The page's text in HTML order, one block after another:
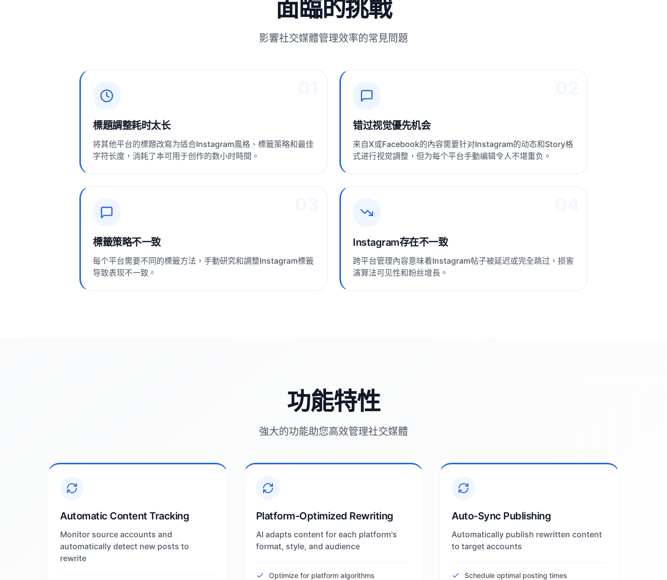
面臨的挑戰
影響社交媒體管理效率的常見問題
標題調整耗时太长
将其他平台的標題改寫为适合Instagram風格、標籤策略和最佳
字符长度，消耗了本可用于创作的数小时時間。
错过视觉優先机会
来自X或Facebook的內容需要针对Instagram的动态和Story格
式进行视觉調整，但为每个平台手動编辑令人不堪重负。
標籤策略不一致
每个平台需要不同的標籤方法，手動研究和調整Instagram標籤
导致表现不一致。
Instagram存在不一致
跨平台管理內容意味着Instagram帖子被延迟或完全跳过，损害
演算法可见性和粉丝增長。
功能特性
強大的功能助您高效管理社交媒體
Automatic Content Tracking
Monitor source accounts and
automatically detect new posts to
rewrite
Platform-Optimized Rewriting
AI adapts content for each platform's
format, style, and audience
Optimize for platform algorithms
Auto-Sync Publishing
Automatically publish rewritten content
to target accounts
Schedule optimal posting times